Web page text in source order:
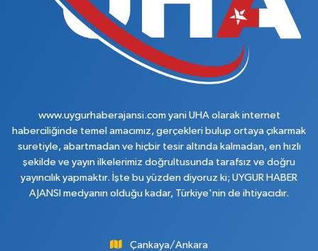
www.uygurhaberajansi.com yani UHA olarak internet
haberciliğinde temel amacımız, gerçekleri bulup ortaya çıkarmak
suretiyle, abartmadan ve hiçbir tesir altında kalmadan, en hızlı
şekilde ve yayın ilkelerimiz doğrultusunda tarafsız ve doğru
yayıncılık yapmaktır. İşte bu yüzden diyoruz ki; UYGUR HABER
AJANSI medyanın olduğu kadar, Türkiye'nin de ihtiyacıdır.
Çankaya/Ankara